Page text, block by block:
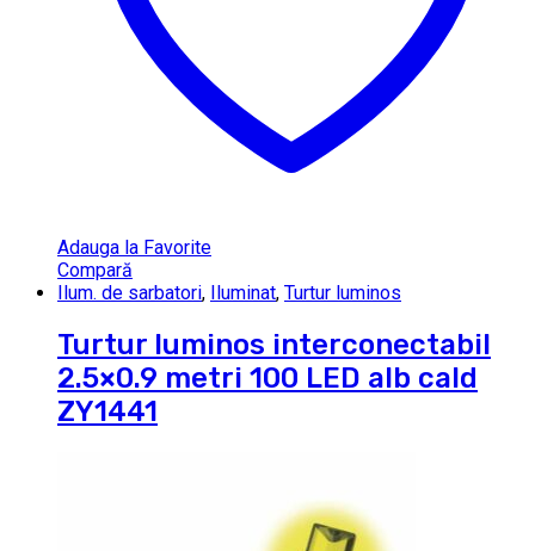
Adauga la Favorite
Compară
Ilum. de sarbatori, Iluminat, Turtur luminos
Turtur luminos interconectabil
2.5×0.9 metri 100 LED alb cald
ZY1441